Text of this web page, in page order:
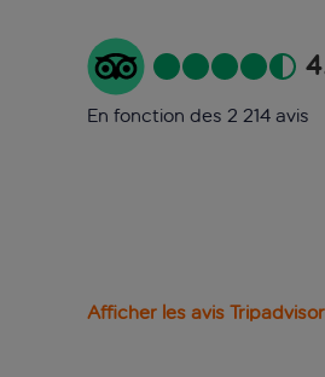
En fonction des 2 214 avis
Afficher les avis Tripadvisor